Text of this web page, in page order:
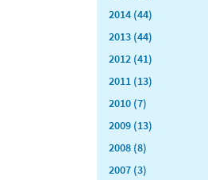
2014 (44)
2013 (44)
2012 (41)
2011 (13)
2010 (7)
2009 (13)
2008 (8)
2007 (3)